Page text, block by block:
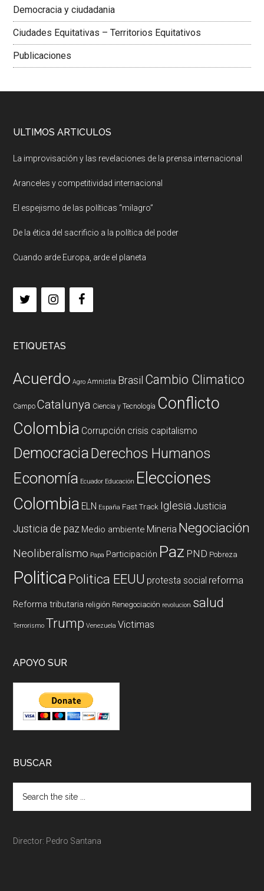
Democracia y ciudadania
Ciudades Equitativas – Territorios Equitativos
Publicaciones
ULTIMOS ARTICULOS
La improvisación y las revelaciones de la prensa internacional
Aranceles y competitividad internacional
El espejismo de las políticas “milagro”
De la ética del sacrificio a la política del poder
Cuando arde Europa, arde el planeta
ETIQUETAS
Acuerdo Agro Amnistia Brasil Cambio Climatico
Campo Catalunya Ciencia y Tecnología Conflicto
Colombia Corrupción crisis capitalismo
DemocraciaDerechos Humanos
Economía Ecuador Educación Elecciones
Colombia ELN España Fast Track Iglesia Justicia
Justicia de paz Medio ambiente Mineria Negociación
Neoliberalismo Papa Participación Paz PND Pobreza
PoliticaPolitica EEUU protesta social reforma
Reforma tributaria religión Renegociación revolucion salud
Terrorismo Trump Venezuela Victimas
APOYO SUR
BUSCAR
Director: Pedro Santana